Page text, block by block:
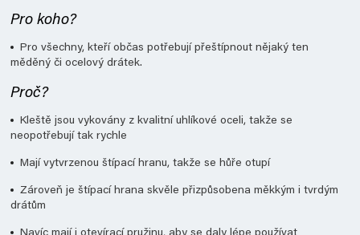
Pro koho?
Pro všechny, kteří občas potřebují přeštípnout nějaký ten
měděný či ocelový drátek.
Proč?
Kleště jsou vykovány z kvalitní uhlíkové oceli, takže se
neopotřebují tak rychle
Mají vytvrzenou štípací hranu, takže se hůře otupí
Zároveň je štípací hrana skvěle přizpůsobena měkkým i tvrdým
drátům